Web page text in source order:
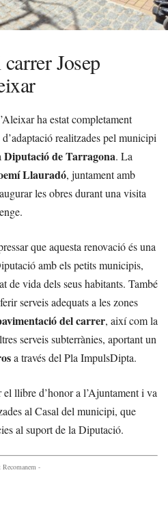
Josep
ha estat completament
realitzades pel municipi
Diputació de Tarragona. La
Llauradó, juntament amb
les obres durant una visita
que aquesta renovació és una
amb els petits municipis,
de vida dels seus habitants. També
serveis adequats a les zones
del carrer, així com la
serveis subterrànies, aportant un
a través del Pla ImpulsDipta.
llibre d’honor a l’Ajuntament i va
al Casal del municipi, que
al suport de la Diputació.
Recomanem -